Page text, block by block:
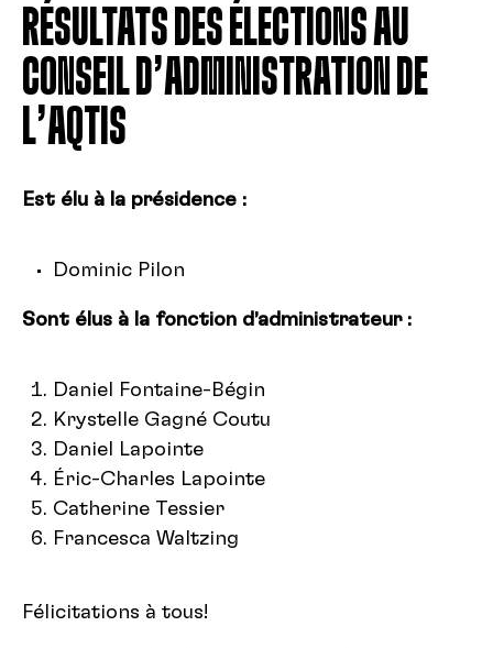
RÉSULTATS DES ÉLECTIONS AU
CONSEIL D’ADMINISTRATION DE
L’AQTIS
Est élu à la présidence :
Dominic Pilon
Sont élus à la fonction d’administrateur :
Daniel Fontaine-Bégin
Krystelle Gagné Coutu
Daniel Lapointe
Éric-Charles Lapointe
Catherine Tessier
Francesca Waltzing
Félicitations à tous!